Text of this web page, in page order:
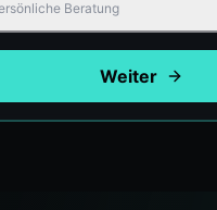
Beratung
Weiter